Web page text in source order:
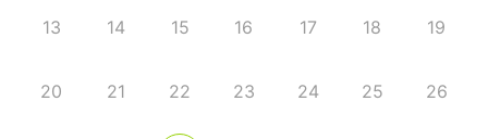
13 14 15 16 17 18 19
20 21 22 23 24 25 26